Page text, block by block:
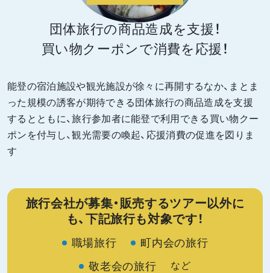
団体旅行の商品造成を支援！
買い物クーポンで消費を応援！
能登の宿泊施設や観光施設が徐々に再開するなか、まとま
った規模の誘客が期待できる団体旅行の商品造成を支援
するとともに、旅行参加者に能登で利用できる買い物クー
ポンを付与し、観光需要の喚起、応援消費の促進を図りま
す
旅行会社が募集・販売するツアー以外に
も、下記旅行も対象です！
職場旅行
町内会の旅行
敬老会の旅行
など